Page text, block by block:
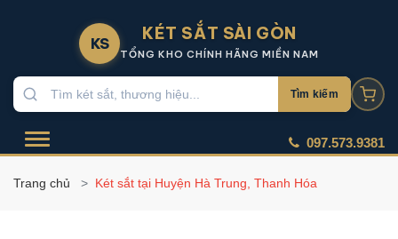
KS KÉT SẮT SÀI GÒN
TỔNG KHO CHÍNH HÃNG MIỀN NAM
Tìm kiếm
097.573.9381
Trang chủ Két sắt tại Huyện Hà Trung, Thanh Hóa